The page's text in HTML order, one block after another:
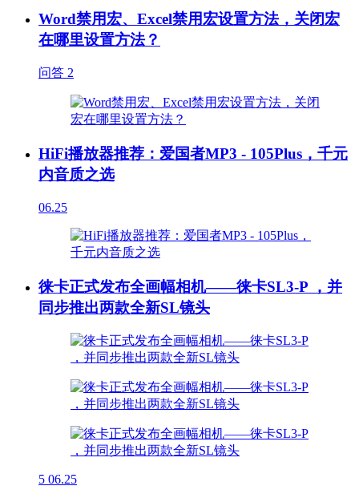
Word禁用宏、Excel禁用宏设置方法，关闭宏
在哪里设置方法？
问答 2
HiFi播放器推荐：爱国者MP3 - 105Plus，千元
内音质之选
06.25
徕卡正式发布全画幅相机——徕卡SL3-P ，并
同步推出两款全新SL镜头
5 06.25